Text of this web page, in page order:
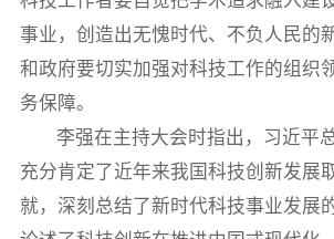
事业，创造出无愧时代、不负人民的
和政府要切实加强对科技工作的组织
务保障。
李强在主持大会时指出，习近平
充分肯定了近年来我国科技创新发展
就，深刻总结了新时代科技事业发展